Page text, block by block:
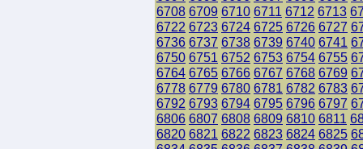
6708 6709 6710 6711 6712 6713
6722 6723 6724 6725 6726 6727
6736 6737 6738 6739 6740 6741
6750 6751 6752 6753 6754 6755
6764 6765 6766 6767 6768 6769
6778 6779 6780 6781 6782 6783
6792 6793 6794 6795 6796 6797
6806 6807 6808 6809 6810 6811
6820 6821 6822 6823 6824 6825